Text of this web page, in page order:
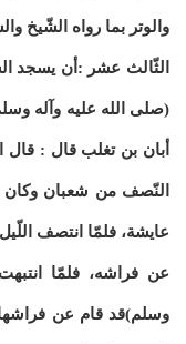
والوتر بما رواه الشّيخ
الثّالث عشر :أن يسجد
(صلى الله عليه وآله
أبان بن تغلب قال : قال
النّصف من شعبان وكان
عايشة، فلمّا انتصف
عن فراشه، فلمّا
وسلم)قد قام عن فراشها